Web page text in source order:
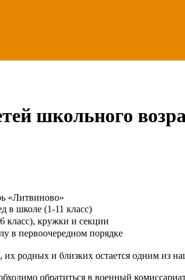
школьного
«Литвиново»
в школе (1-11 класс)
класс), кружки и секции
в первоочередном порядке
родных и близких остается одним из
обратиться в военный